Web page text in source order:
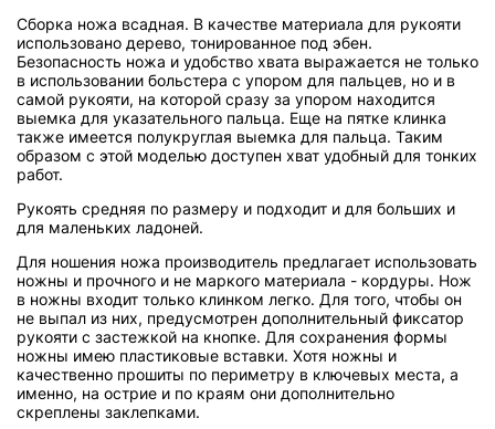
Сборка ножа всадная. В качестве материала для рукояти
использовано дерево, тонированное под эбен.
Безопасность ножа и удобство хвата выражается не только
в использовании больстера с упором для пальцев, но и в
самой рукояти, на которой сразу за упором находится
выемка для указательного пальца. Еще на пятке клинка
также имеется полукруглая выемка для пальца. Таким
образом с этой моделью доступен хват удобный для тонких
работ.
Рукоять средняя по размеру и подходит и для больших и
для маленьких ладоней.
Для ношения ножа производитель предлагает использовать
ножны и прочного и не маркого материала - кордуры. Нож
в ножны входит только клинком легко. Для того, чтобы он
не выпал из них, предусмотрен дополнительный фиксатор
рукояти с застежкой на кнопке. Для сохранения формы
ножны имею пластиковые вставки. Хотя ножны и
качественно прошиты по периметру в ключевых места, а
именно, на острие и по краям они дополнительно
скреплены заклепками.